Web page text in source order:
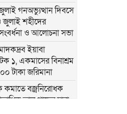
গনঅভ্যুত্থান দিবসে
জুলাই শহীদের
ও আলোচনা সভা
ইয়াবা
১, একমাসের বিনাশ্রম
টাকা জরিমানা
কমাতে বজ্রনিরোধক
তাল গাছের চারা